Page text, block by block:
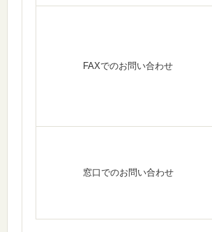
FAXでのお問い合わせ
窓口でのお問い合わせ